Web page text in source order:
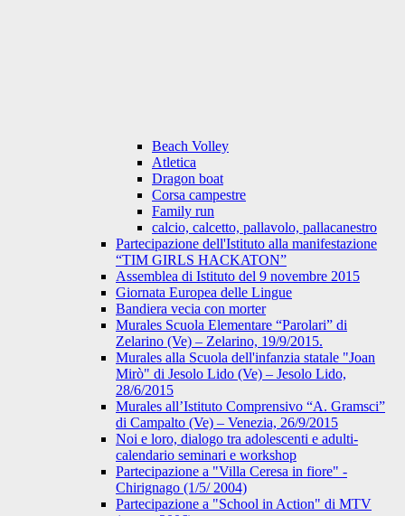
Beach Volley
Atletica
Dragon boat
Corsa campestre
Family run
calcio, calcetto, pallavolo, pallacanestro
Partecipazione dell'Istituto alla manifestazione
“TIM GIRLS HACKATON”
Assemblea di Istituto del 9 novembre 2015
Giornata Europea delle Lingue
Bandiera vecia con morter
Murales Scuola Elementare “Parolari” di
Zelarino (Ve) – Zelarino, 19/9/2015.
Murales alla Scuola dell'infanzia statale "Joan
Mirò" di Jesolo Lido (Ve) – Jesolo Lido,
28/6/2015
Murales all’Istituto Comprensivo “A. Gramsci”
di Campalto (Ve) – Venezia, 26/9/2015
Noi e loro, dialogo tra adolescenti e adulti-
calendario seminari e workshop
Partecipazione a "Villa Ceresa in fiore" -
Chirignago (1/5/ 2004)
Partecipazione a "School in Action" di MTV